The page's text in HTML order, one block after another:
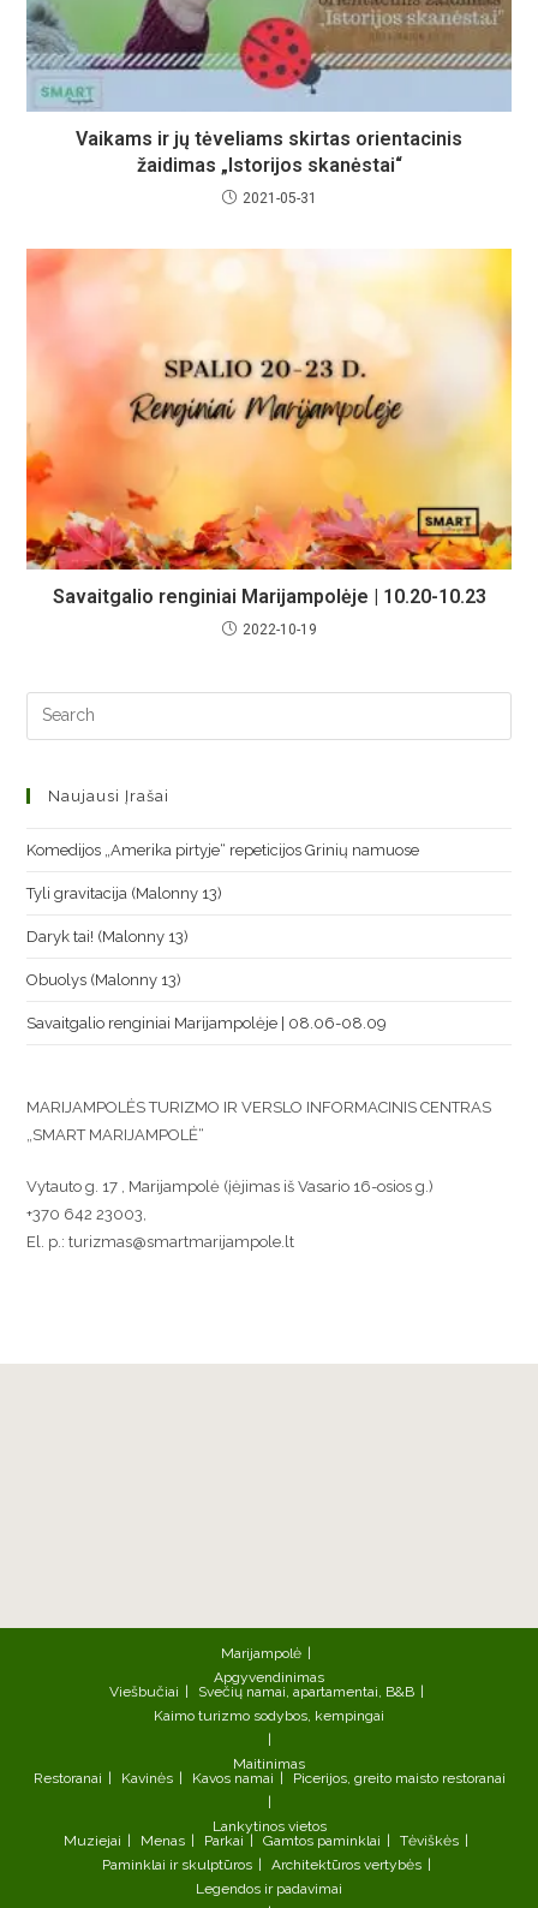
Vaikams ir jų tėveliams skirtas orientacinis
žaidimas „Istorijos skanėstai“
2021-05-31
Savaitgalio renginiai Marijampolėje | 10.20-10.23
2022-10-19
Naujausi Įrašai
Komedijos „Amerika pirtyje“ repeticijos Grinių namuose
Tyli gravitacija (Malonny 13)
Daryk tai! (Malonny 13)
Obuolys (Malonny 13)
Savaitgalio renginiai Marijampolėje | 08.06-08.09
MARIJAMPOLĖS TURIZMO IR VERSLO INFORMACINIS CENTRAS
„SMART MARIJAMPOLĖ“
Vytauto g. 17 , Marijampolė (įėjimas iš Vasario 16-osios g.)
+370 642 23003,
El. p.: turizmas@smartmarijampole.lt
Marijampolė
Apgyvendinimas
Viešbučiai
Svečių namai, apartamentai, B&B
Kaimo turizmo sodybos, kempingai
Maitinimas
Restoranai
Kavinės Kavos namai Picerijos, greito maisto restoranai
Lankytinos vietos
Muziejai
Menas Parkai Gamtos paminklai
Tėviškės
Paminklai ir skulptūros
Architektūros vertybės
Legendos ir padavimai